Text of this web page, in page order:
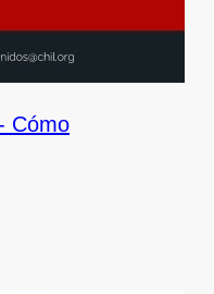
Cómo